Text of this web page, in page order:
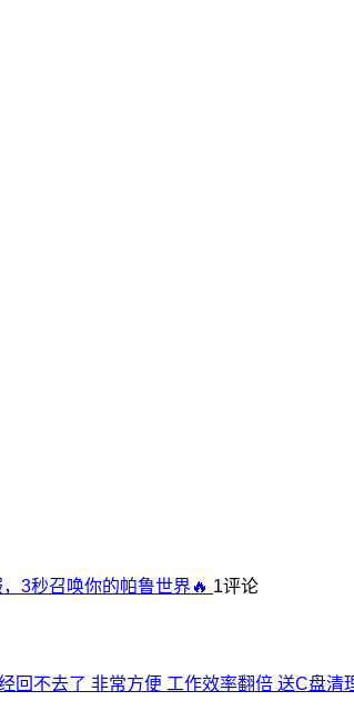
3秒召唤你的帕鲁世界🔥 1评论
回不去了 非常方便 工作效率翻倍 送C盘清